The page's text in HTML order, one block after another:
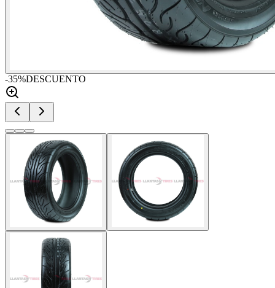
-35%DESCUENTO